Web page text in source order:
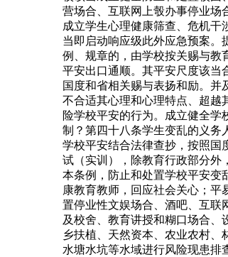
营场合、互联网上彀办事停业场
成立学生心理健康筛查、危机
当即启动响应级此外应急预案。
例、规章的，由学校按关赐与教
平安出口通顺。其平安尺度该当
国度和省相关赐与表扬和励。
不合适其心理和心理特点、超越
险学校平安的行为。成立健全
制？第四十八条学生变乱的义务
学校平安结合法律查抄，按照国
试（实训），除教育行政部分外
本条例，防止和处置学校平安变
康教育教师，回应社会关心；
置停业性文娱场合、酒吧、互联
及校舍、教育讲授和糊口场合
乡扶植、天然资本、农业农村
水塘水坑等水域进行风险现患排